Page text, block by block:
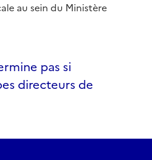
au sein du Ministère
pas si
directeurs de